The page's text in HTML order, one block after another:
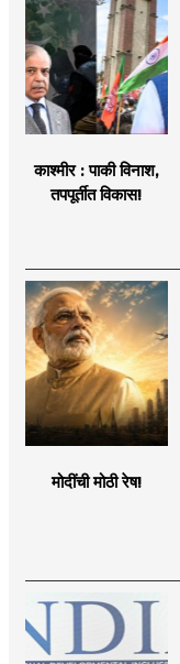
काश्मीर : पाकी विनाश,
तपपूर्तीत विकास!
मोदींची मोठी रेष!